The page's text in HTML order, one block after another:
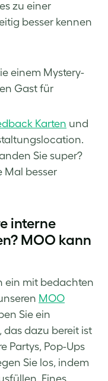
zu einer
besser kennen
einem Mystery-
Gast für
Karten und
Sie super?
Mal besser
interne
MOO kann
ein mit bedachten
MOO
Sie ein
das dazu bereit ist
Partys, Pop-Ups
Sie los, indem
Eines